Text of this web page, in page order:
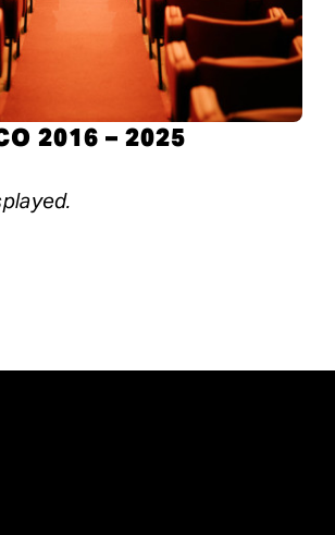
2016 – 2025